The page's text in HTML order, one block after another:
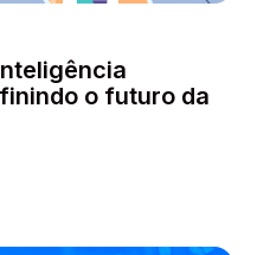
o futuro da